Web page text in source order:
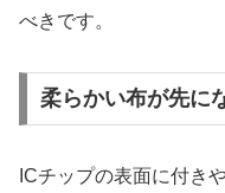
べきです。
柔らかい布が先に
ICチップの表面に付き